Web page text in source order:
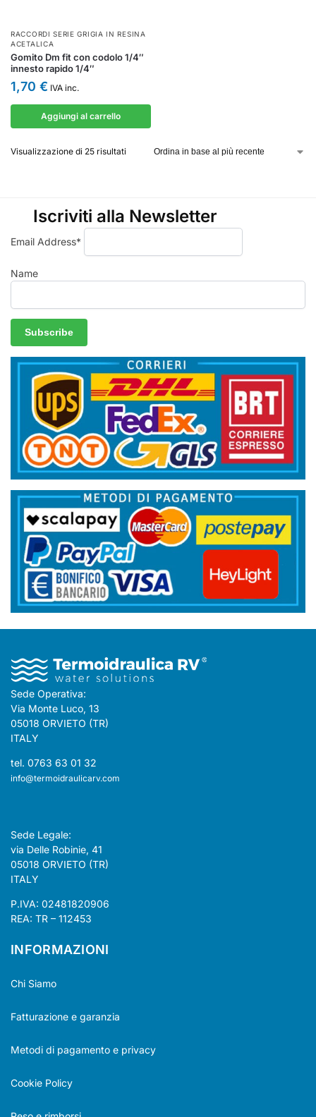
RACCORDI SERIE GRIGIA IN RESINA
ACETALICA
Gomito Dm fit con codolo 1/4″
innesto rapido 1/4″
1,70 € IVA inc.
Aggiungi al carrello
Visualizzazione di 25 risultati
Iscriviti alla Newsletter
Email Address*
Name
Sede Operativa:
Via Monte Luco, 13
05018 ORVIETO (TR)
ITALY
tel. 0763 63 01 32
info@termoidraulicarv.com
Sede Legale:
via Delle Robinie, 41
05018 ORVIETO (TR)
ITALY
P.IVA: 02481820906
REA: TR – 112453
INFORMAZIONI
Chi Siamo
Fatturazione e garanzia
Metodi di pagamento e privacy
Cookie Policy